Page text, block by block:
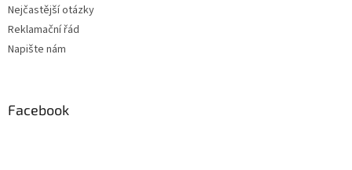
Nejčastější otázky
Reklamační řád
Napište nám
Facebook